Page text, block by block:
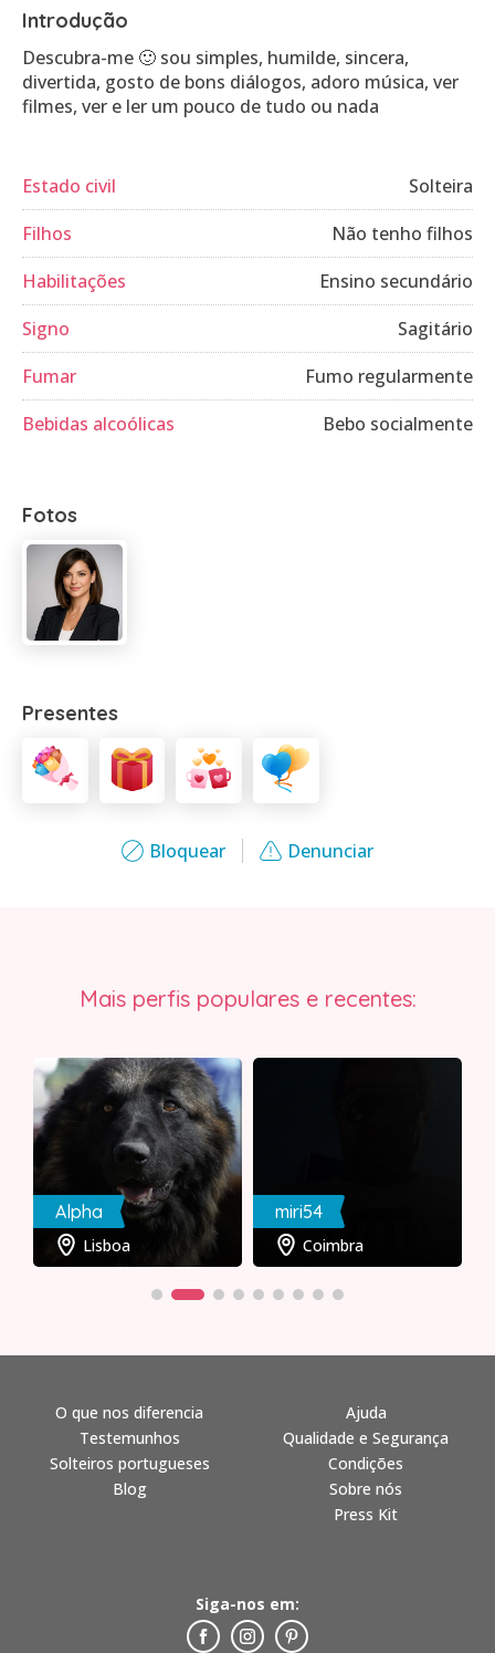
Bloquear Denunciar
Introdução
Descubra-me 🙂 sou simples, humilde, sincera,
divertida, gosto de bons diálogos, adoro música, ver
filmes, ver e ler um pouco de tudo ou nada
Estado civil
Solteira
Filhos
Não tenho filhos
Habilitações
Ensino secundário
Signo
Sagitário
Fumar
Fumo regularmente
Bebidas alcoólicas
Bebo socialmente
Fotos
Presentes
Mais perfis populares e recentes:
Alpha
Lisboa
miri54
Coimbra
O que nos diferencia
Testemunhos
Solteiros portugueses
Blog
Ajuda
Qualidade e Segurança
Condições
Sobre nós
Press Kit
Siga-nos em: